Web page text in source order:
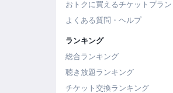
おトクに買えるチケットプラン
よくある質問・ヘルプ
ランキング
総合ランキング
聴き放題ランキング
チケット交換ランキング